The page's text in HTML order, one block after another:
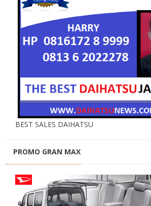
BEST SALES DAIHATSU
PROMO GRAN MAX